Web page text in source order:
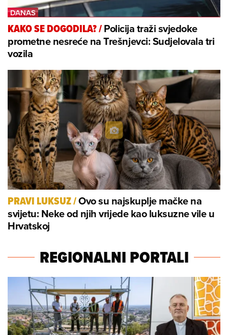
KAKO SE DOGODILA?/Policija traži svjedoke
prometne nesreće na Trešnjevci: Sudjelovala tri
vozila
PRAVI LUKSUZ/Ovo su najskuplje mačke na
svijetu: Neke od njih vrijede kao luksuzne vile u
Hrvatskoj
REGIONALNI PORTALI